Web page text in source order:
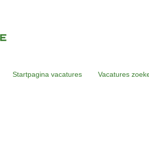
Startpagina vacatures Vacatures